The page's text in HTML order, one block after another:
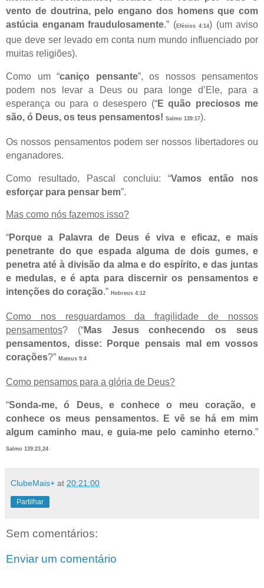
vento de doutrina, pelo engano dos homens que com
astúcia enganam fraudulosamente.” ( Efésios 4:14) (um aviso
que deve ser levado em conta num mundo influenciado por
muitas religiões).
Como um “caniço pensante”, os nossos pensamentos
podem nos levar a Deus ou para longe d’Ele, para a
esperança ou para o desespero (“E quão preciosos me
são, ó Deus, os teus pensamentos! Salmo 139:17).
Os nossos pensamentos podem ser nossos libertadores ou
enganadores.
Como resultado, Pascal concluiu: “Vamos então nos
esforçar para pensar bem”.
Mas como nós fazemos isso?
“Porque a Palavra de Deus é viva e eficaz, e mais
penetrante do que espada alguma de dois gumes, e
penetra até à divisão da alma e do espírito, e das juntas
e medulas, e é apta para discernir os pensamentos e
intenções do coração.” Hebreus 4:12
Como nos resguardamos da fragilidade de nossos
pensamentos? (“Mas Jesus conhecendo os seus
pensamentos, disse: Porque pensais mal em vossos
corações?” Mateus 9:4
Como pensamos para a glória de Deus?
“Sonda-me, ó Deus, e conhece o meu coração, e
conhece os meus pensamentos. E vê se há em mim
algum caminho mau, e guia-me pelo caminho eterno.”
Salmo 139:23,24
ClubeMais+ at 20:21:00
Partilhar
Sem comentários:
Enviar um comentário